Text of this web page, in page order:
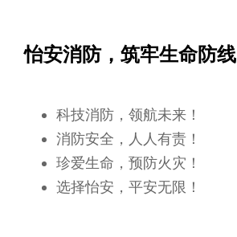
怡安消防，筑牢生命防线
科技消防，领航未来！
消防安全，人人有责！
珍爱生命，预防火灾！
选择怡安，平安无限！